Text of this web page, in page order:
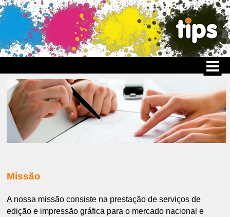
Missão
A nossa missão consiste na prestação de serviços de
edição e impressão gráfica para o mercado nacional e